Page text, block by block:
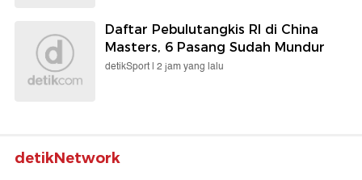
Daftar Pebulutangkis RI di China
Masters, 6 Pasang Sudah Mundur
detikSport | 2 jam yang lalu
detikNetwork